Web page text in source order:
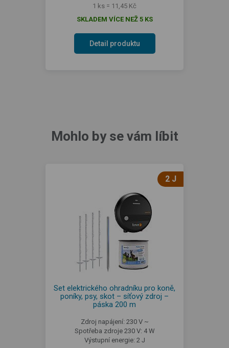
1 ks = 11,45 Kč
SKLADEM VÍCE NEŽ 5 KS
Detail produktu
Mohlo by se vám líbit
2 J
Set elektrického ohradníku pro koně,
poníky, psy, skot – síťový zdroj –
páska 200 m
Zdroj napájení: 230 V ~
Spotřeba zdroje 230 V: 4 W
Výstupní energie: 2 J